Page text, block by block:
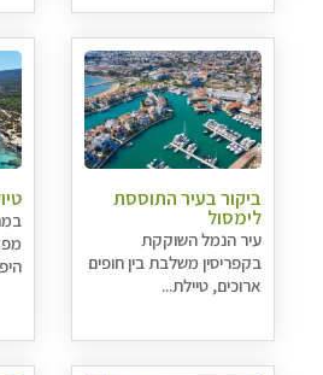
ביקור בעיר התוססת
לימסול
עיר הנמל השוקקת
בקפריסין משלבת בין חופים
ארוכים, טיילת...